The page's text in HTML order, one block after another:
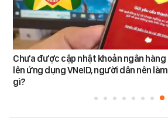
Chưa được cập nhật khoản ngân hàng
lên ứng dụng VNeID, người dân nên làm
gì?